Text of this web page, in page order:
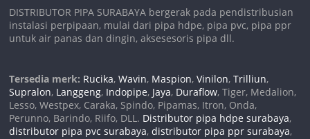
DISTRIBUTOR PIPA SURABAYA bergerak pada pendistribusian
instalasi perpipaan, mulai dari pipa hdpe, pipa pvc, pipa ppr
untuk air panas dan dingin, aksesesoris pipa dll.
Tersedia merk: Rucika,Wavin, Maspion,Vinilon,Trilliun,
Supralon, Langgeng, Indopipe, Jaya, Duraflow, Tiger, Medalion,
Lesso, Westpex, Caraka, Spindo, Pipamas, Itron, Onda,
Perunno, Barindo, Riifo, DLL. Distributor pipa hdpe surabaya,
distributor pipa pvc surabaya,distributor pipa ppr surabaya,